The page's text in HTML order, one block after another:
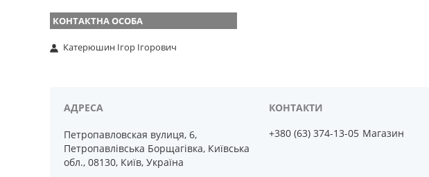
Катерюшин Ігор Ігорович
Петропавловская вулиця, 6,
Петропавлівська Борщагівка, Київська
обл., 08130, Київ, Україна
+380 (63) 374-13-05 Магазин